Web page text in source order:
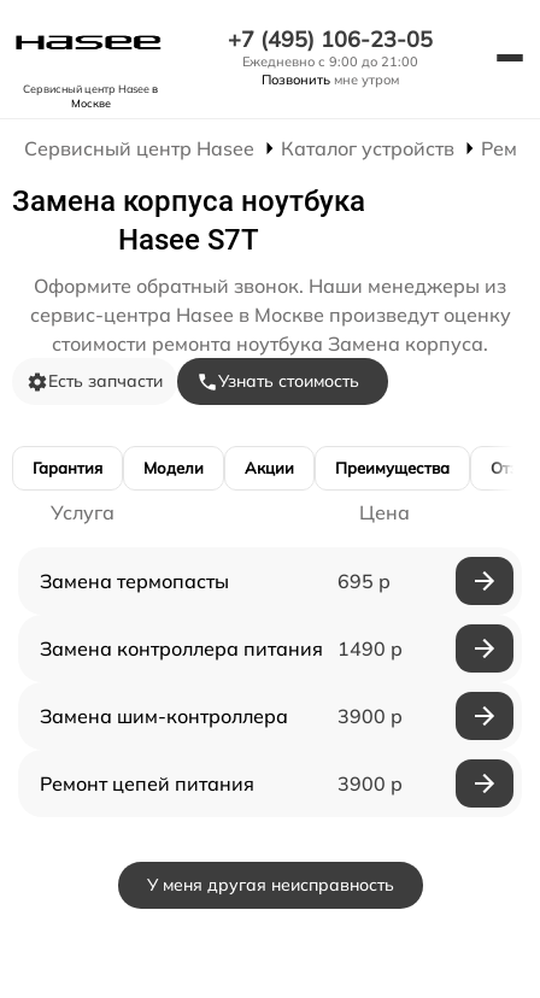
Сервисный центр Haseeв
Москве
+7 (495) 106-23-05
Ежедневно с 9:00 до 21:00
Позвонить мне утром
Сервисный центр Hasee Каталог устройств
Замена корпуса ноутбука
Hasee S7T
Оформите обратный звонок. Наши менеджеры из
сервис-центра Hasee в Москве произведут оценку
стоимости ремонта ноутбука Замена корпуса.
Есть запчасти Узнать стоимость
Гарантия Модели Акции Преимущества
Услуга Цена
Замена термопасты 695 р
Замена контроллера питания 1490 р
Замена шим-контроллера 3900 р
Ремонт цепей питания 3900 р
У меня другая неисправность